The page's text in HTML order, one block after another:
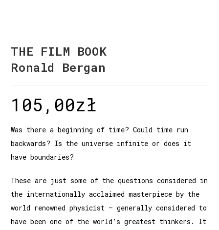
THE FILM BOOK
Ronald Bergan
105,00zł
Was there a beginning of time? Could time run
backwards? Is the universe infinite or does it
have boundaries?
These are just some of the questions considered in
the internationally acclaimed masterpiece by the
world renowned physicist – generally considered to
have been one of the world’s greatest thinkers. It